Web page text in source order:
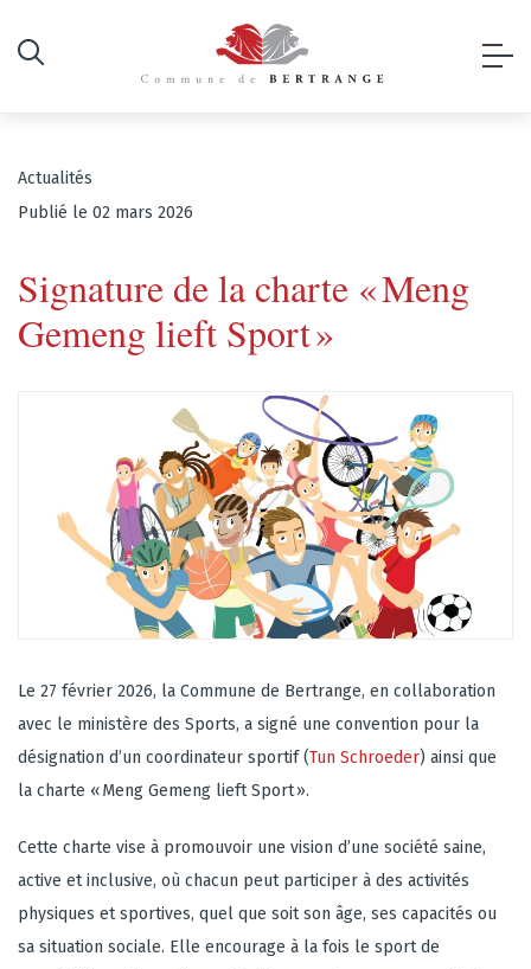
Actualités
Publié le 02 mars 2026
Signature de la charte « Meng
Gemeng lieft Sport »
Le 27 février 2026, la Commune de Bertrange, en collaboration
avec le ministère des Sports, a signé une convention pour la
désignation d’un coordinateur sportif (Tun Schroeder) ainsi que
la charte « Meng Gemeng lieft Sport ».
Cette charte vise à promouvoir une vision d’une société saine,
active et inclusive, où chacun peut participer à des activités
physiques et sportives, quel que soit son âge, ses capacités ou
sa situation sociale. Elle encourage à la fois le sport de